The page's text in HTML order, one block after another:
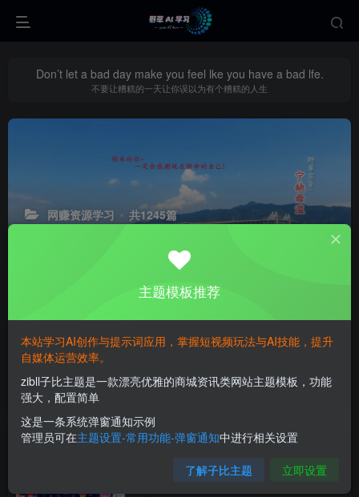
Don’t let a bad day make you feel lke you have a bad lfe.
不要让糟糕的一天让你误以为有个糟糕的人生
网赚资源学习 共1245篇
严选靠谱互联网副业与创业项目，亲自实测避坑，分享普通人可直接
落地、真实能变现的赚钱思路干货。
点赞 评论
某大佬Ai变装教程，制作简单，几分钟
一个作品，多平台发布撸收益
# 网赚资源学习
自媒体暴力搬运起号法，适合用抖音快
跑通流量与广告变现
主题模板推荐
本站学习AI创作与提示词应用，掌握短视频玩法与AI技能，提升
自媒体运营效率。
zibll子比主题是一款漂亮优雅的商城资讯类网站主题模板，功能
强大，配置简单
这是一条系统弹窗通知示例
管理员可在主题设置-常用功能-弹窗通知中进行相关设置
了解子比主题 立即设置